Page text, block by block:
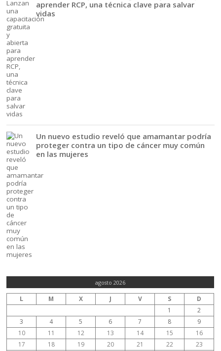
aprender RCP, una técnica clave para salvar
vidas
Un nuevo estudio reveló que amamantar podría
proteger contra un tipo de cáncer muy común
en las mujeres
agosto 2026
L M X J V S
D
1
2
3
4 5 6 7 8
9
10
11 12 13 14 15
16
17
18 19 20 21 22 23